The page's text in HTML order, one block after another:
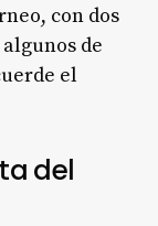
con dos
de
el
del